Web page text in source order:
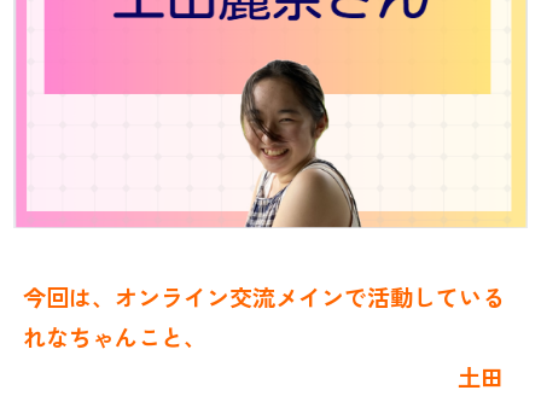
今回は、オンライン交流メインで活動している
れなちゃんこと、
土田